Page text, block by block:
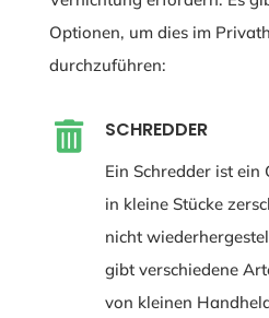
Optionen, um dies im
durchzuführen:
 SCHREDDER
Ein Schredder ist ein
in kleine Stücke
nicht
gibt verschiedene
von kleinen